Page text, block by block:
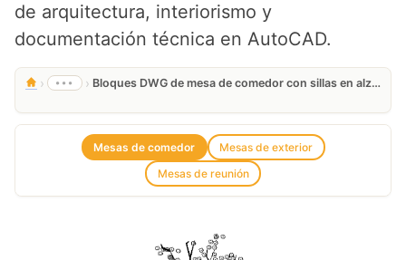
de arquitectura, interiorismo y
documentación técnica en AutoCAD.
› ••• › Bloques DWG de mesa de comedor con sillas en alzado | CAD gratis
Mesas de comedor
Mesas de exterior
Mesas de reunión